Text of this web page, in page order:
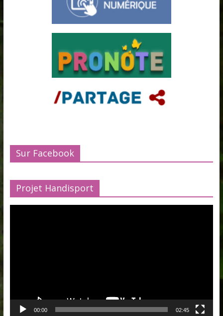
Sur Facebook
Projet Handisport
00:00 02:45